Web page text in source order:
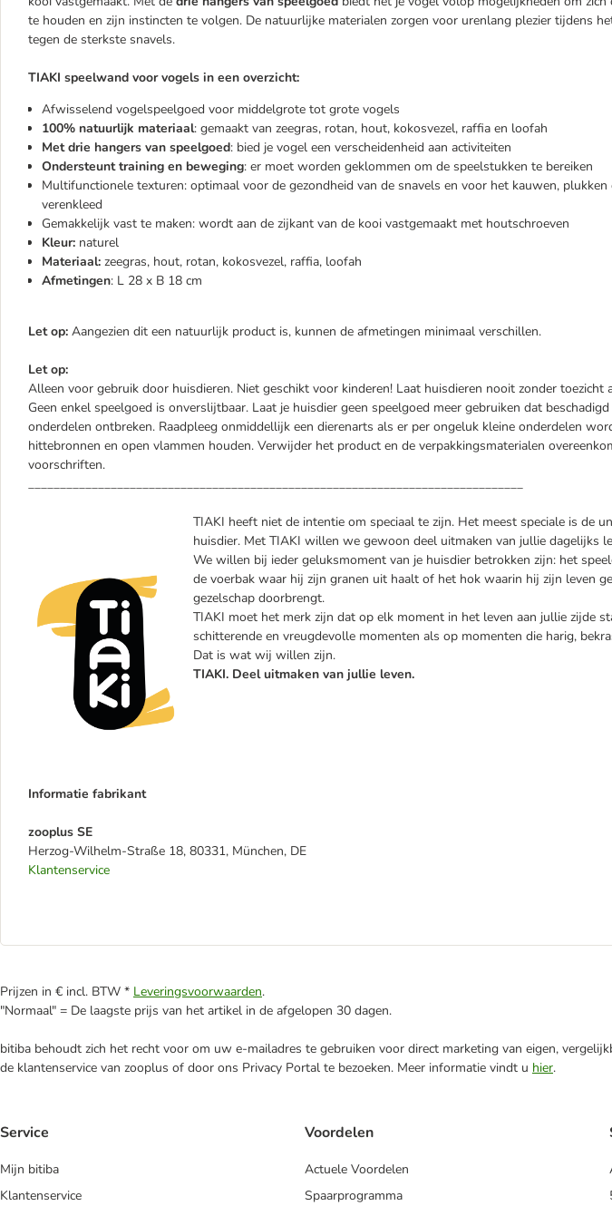
te houden en zijn instincten te volgen. De natuurlijke materialen zorgen voor urenlang plezier tijdens
tegen de sterkste snavels.
TIAKI speelwand voor vogels in een overzicht:
Afwisselend vogelspeelgoed voor middelgrote tot grote vogels
100% natuurlijk materiaal: gemaakt van zeegras, rotan, hout, kokosvezel, raffia en loofah
Met drie hangers van speelgoed: bied je vogel een verscheidenheid aan activiteiten
Ondersteunt training en beweging: er moet worden geklommen om de speelstukken te bereiken
Multifunctionele texturen: optimaal voor de gezondheid van de snavels en voor het kauwen, plukken
verenkleed
Gemakkelijk vast te maken: wordt aan de zijkant van de kooi vastgemaakt met houtschroeven
Kleur: naturel
Materiaal: zeegras, hout, rotan, kokosvezel, raffia, loofah
Afmetingen: L 28 x B 18 cm
Let op: Aangezien dit een natuurlijk product is, kunnen de afmetingen minimaal verschillen.
Let op:
Alleen voor gebruik door huisdieren. Niet geschikt voor kinderen! Laat huisdieren nooit zonder toezicht
Geen enkel speelgoed is onverslijtbaar. Laat je huisdier geen speelgoed meer gebruiken dat
onderdelen ontbreken. Raadpleeg onmiddellijk een dierenarts als er per ongeluk kleine onderdelen
hittebronnen en open vlammen houden. Verwijder het product en de verpakkingsmaterialen
voorschriften.
______________________________________________________________________________
TIAKI heeft niet de intentie om speciaal te zijn. Het meest speciale is de
huisdier. Met TIAKI willen we gewoon deel uitmaken van jullie dagelijks
We willen bij ieder geluksmoment van je huisdier betrokken zijn: het
de voerbak waar hij zijn granen uit haalt of het hok waarin hij zijn leven
gezelschap doorbrengt.
TIAKI moet het merk zijn dat op elk moment in het leven aan jullie zijde
schitterende en vreugdevolle momenten als op momenten die harig,
Dat is wat wij willen zijn.
TIAKI. Deel uitmaken van jullie leven.
Informatie fabrikant
zooplus SE
Herzog-Wilhelm-Straße 18, 80331, München, DE
Klantenservice
Prijzen in € incl. BTW * Leveringsvoorwaarden.
"Normaal" = De laagste prijs van het artikel in de afgelopen 30 dagen.
bitiba behoudt zich het recht voor om uw e-mailadres te gebruiken voor direct marketing van eigen,
de klantenservice van zooplus of door ons Privacy Portal te bezoeken. Meer informatie vindt u hier.
Service
Mijn bitiba
Klantenservice
Voordelen
Actuele Voordelen
Spaarprogramma